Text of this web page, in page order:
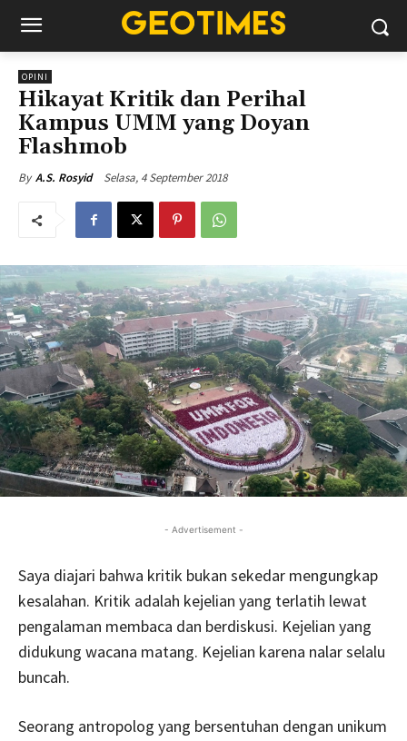
OPINI
Hikayat Kritik dan Perihal
Kampus UMM yang Doyan
Flashmob
By A.S. Rosyid Selasa, 4 September 2018
- Advertisement -
Saya diajari bahwa kritik bukan sekedar mengungkap
kesalahan. Kritik adalah kejelian yang terlatih lewat
pengalaman membaca dan berdiskusi. Kejelian yang
didukung wacana matang. Kejelian karena nalar selalu
buncah.
Seorang antropolog yang bersentuhan dengan unikum